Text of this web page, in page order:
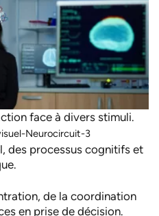
face à divers stimuli.
des processus cognitifs et
de la coordination
en prise de décision.